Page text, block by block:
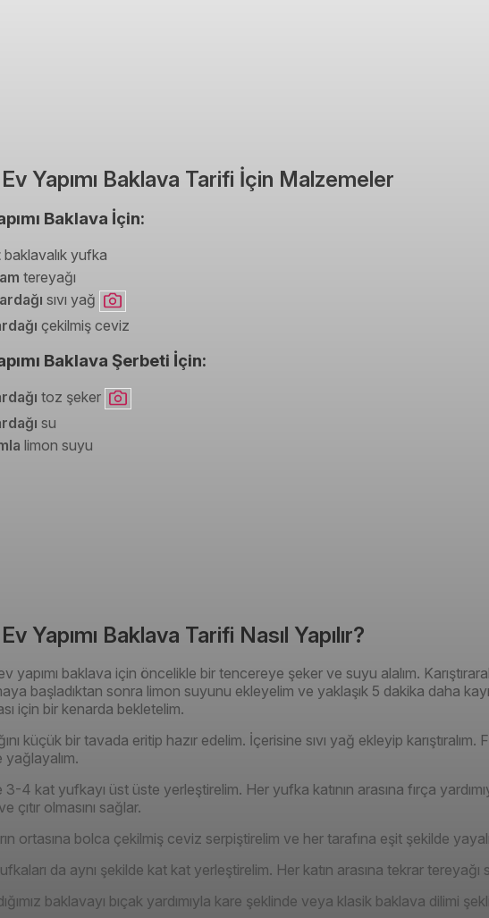
Yapımı Baklava Tarifi İçin Malzemeler
Baklava İçin:
baklavalık yufka
tereyağı
sıvı yağ
çekilmiş ceviz
Baklava Şerbeti İçin:
toz şeker
su
limon suyu
Yapımı Baklava Tarifi Nasıl Yapılır?
yapımı baklava için öncelikle bir tencereye şeker ve suyu alalım.
başladıktan sonra limon suyunu ekleyelim ve yaklaşık 5 dakika daha
için bir kenarda bekletelim.
küçük bir tavada eritip hazır edelim. İçerisine sıvı yağ ekleyip karıştıralım.
yağlayalım.
3-4 kat yufkayı üst üste yerleştirelim. Her yufka katının arasına fırça
çıtır olmasını sağlar.
ortasına bolca çekilmiş ceviz serpiştirelim ve her tarafına eşit şekilde
da aynı şekilde kat kat yerleştirelim. Her katın arasına tekrar tereyağı
baklavayı bıçak yardımıyla kare şeklinde veya klasik baklava dilimi